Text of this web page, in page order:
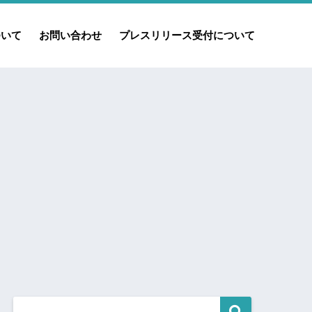
て お問い合わせ プレスリリース受付について